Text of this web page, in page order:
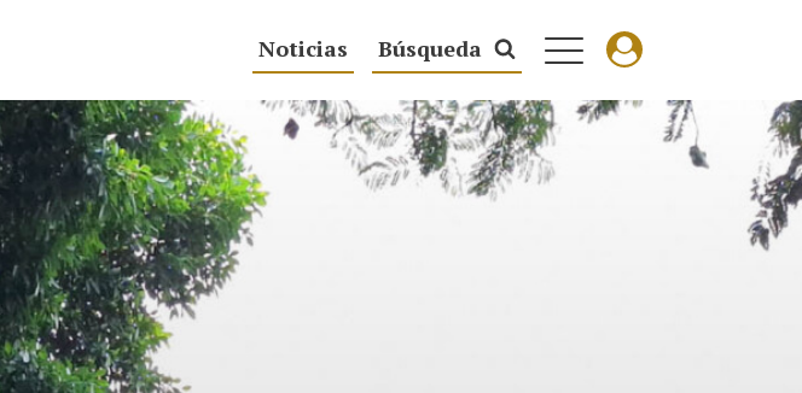
Noticias Búsqueda